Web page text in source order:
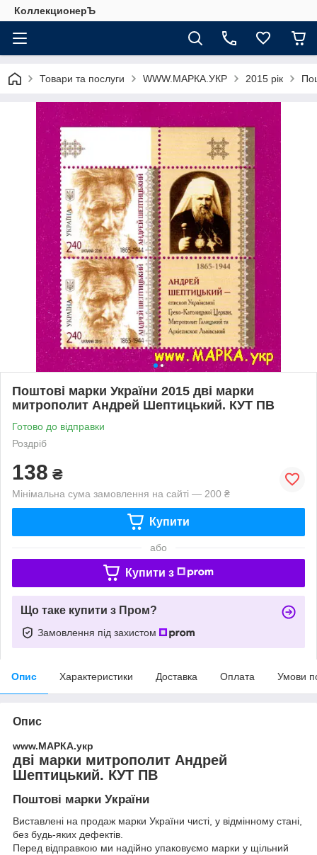
КоллекционерЪ
Товари та послуги WWW.МАРКА.УКР 2015 рік
Поштові марки України 2015 дві марки
митрополит Андрей Шептицький. КУТ ПВ
Готово до відправки
Роздріб
138 ₴
Мінімальна сума замовлення на сайті — 200 ₴
Купити
або
Купити з
Що таке купити з Пром?
Замовлення під захистом
Опис Характеристики Доставка Оплата Умови
Опис
www.МАРКА.укр
дві марки митрополит Андрей
Шептицький. КУТ ПВ
Поштові марки України
Виставлені на продаж марки України чисті, у відмінному стані,
без будь-яких дефектів.
Перед відправкою ми надійно упаковуємо марки у щільний